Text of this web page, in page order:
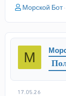
А
о
р
е
ы
Морской Бот
М
17.05.26